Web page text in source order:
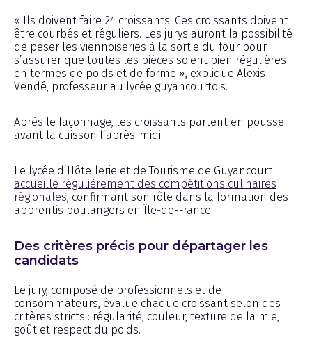
« Ils doivent faire 24 croissants. Ces croissants doivent
être courbés et réguliers. Les jurys auront la possibilité
de peser les viennoiseries à la sortie du four pour
s’assurer que toutes les pièces soient bien régulières
en termes de poids et de forme », explique Alexis
Vendé, professeur au lycée guyancourtois.
Après le façonnage, les croissants partent en pousse
avant la cuisson l’après-midi.
Le lycée d’Hôtellerie et de Tourisme de Guyancourt
accueille régulièrement des compétitions culinaires
régionales , confirmant son rôle dans la formation des
apprentis boulangers en Île-de-France.
Des critères précis pour départager les
candidats
Le jury, composé de professionnels et de
consommateurs, évalue chaque croissant selon des
critères stricts : régularité, couleur, texture de la mie,
goût et respect du poids.